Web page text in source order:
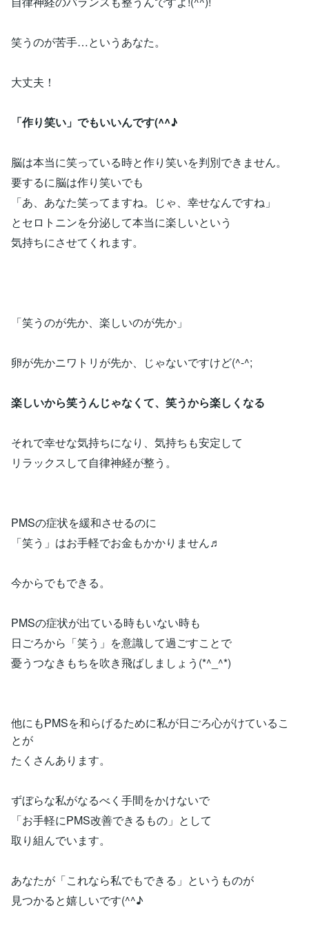
笑うのが苦手…というあなた。
大丈夫！
「作り笑い」でもいいんです(^^♪
脳は本当に笑っている時と作り笑いを判別できません。
要するに脳は作り笑いでも
「あ、あなた笑ってますね。じゃ、幸せなんですね」
とセロトニンを分泌して本当に楽しいという
気持ちにさせてくれます。
「笑うのが先か、楽しいのが先か」
卵が先かニワトリが先か、じゃないですけど(^-^;
楽しいから笑うんじゃなくて、笑うから楽しくなる
それで幸せな気持ちになり、気持ちも安定して
リラックスして自律神経が整う。
PMSの症状を緩和させるのに
「笑う」はお手軽でお金もかかりません♬
今からでもできる。
PMSの症状が出ている時もいない時も
日ごろから「笑う」を意識して過ごすことで
憂うつなきもちを吹き飛ばしましょう(*^_^*)
他にもPMSを和らげるために私が日ごろ心がけているこ
とが
たくさんあります。
ずぼらな私がなるべく手間をかけないで
「お手軽にPMS改善できるもの」として
取り組んでいます。
あなたが「これなら私でもできる」というものが
見つかると嬉しいです(^^♪